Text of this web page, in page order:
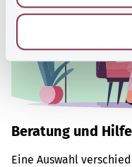
Beratung und Hilfe
Eine Auswahl